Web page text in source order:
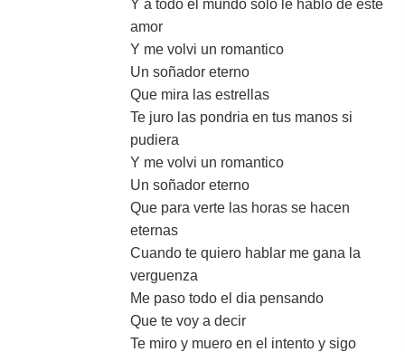
Y a todo el mundo solo le hablo de este
amor
Y me volvi un romantico
Un soñador eterno
Que mira las estrellas
Te juro las pondria en tus manos si
pudiera
Y me volvi un romantico
Un soñador eterno
Que para verte las horas se hacen
eternas
Cuando te quiero hablar me gana la
verguenza
Me paso todo el dia pensando
Que te voy a decir
Te miro y muero en el intento y sigo